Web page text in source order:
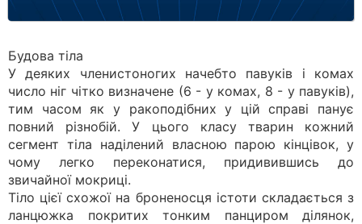
Будова тіла
У деяких членистоногих начебто павуків і комах
число ніг чітко визначене (6 - у комах, 8 - у павуків),
тим часом як у ракоподібних у цій справі панує
повний різнобій. У цього класу тварин кожний
сегмент тіла наділений власною парою кінцівок, у
чому легко переконатися, придивившись до
звичайної мокриці.
Тіло цієї схожої на броненосця істоти складається з
ланцюжка покритих тонким панциром ділянок,